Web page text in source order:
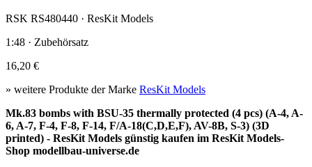
RSK RS480440 · ResKit Models
1:48 · Zubehörsatz
16,20 €
» weitere Produkte der Marke ResKit Models
Mk.83 bombs with BSU-35 thermally protected (4 pcs) (A-4, A-
6, A-7, F-4, F-8, F-14, F/A-18(C,D,E,F), AV-8B, S-3) (3D
printed) - ResKit Models günstig kaufen im ResKit Models-
Shop modellbau-universe.de